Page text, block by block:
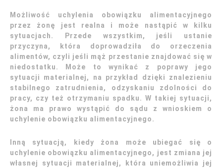
Możliwość uchylenia obowiązku alimentacyjnego
przez żonę jest realna i może nastąpić w kilku
sytuacjach. Przede wszystkim, jeśli ustanie
przyczyna, która doprowadziła do orzeczenia
alimentów, czyli jeśli mąż przestanie znajdować się w
niedostatku. Może to wynikać z poprawy jego
sytuacji materialnej, na przykład dzięki znalezieniu
stabilnego zatrudnienia, odzyskaniu zdolności do
pracy, czy też otrzymaniu spadku. W takiej sytuacji,
żona ma prawo wystąpić do sądu z wnioskiem o
uchylenie obowiązku alimentacyjnego.
Inną sytuacją, kiedy żona może ubiegać się o
uchylenie obowiązku alimentacyjnego, jest zmiana jej
własnej sytuacji materialnej, która uniemożliwia jej